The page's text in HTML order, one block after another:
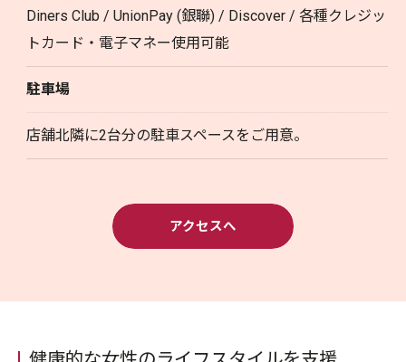
Diners Club / UnionPay (銀聯) / Discover / 各種クレジッ
トカード・電子マネー使用可能
駐車場
店舗北隣に2台分の駐車スペースをご用意。
アクセスへ